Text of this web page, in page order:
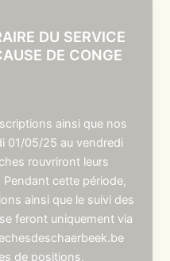
DU SERVICE
DE CONGE
ainsi que nos
01/05/25 au vendredi
rouvriront leurs
cette période,
ainsi que le suivi des
feront uniquement via
de positions,